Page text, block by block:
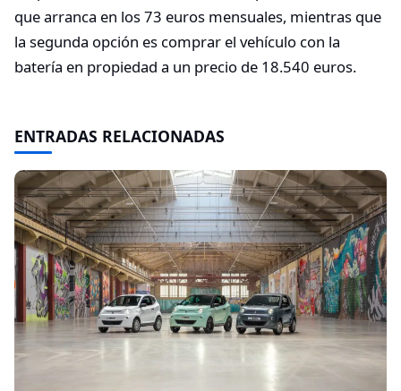
que arranca en los 73 euros mensuales, mientras que
la segunda opción es comprar el vehículo con la
batería en propiedad a un precio de 18.540 euros.
ENTRADAS RELACIONADAS